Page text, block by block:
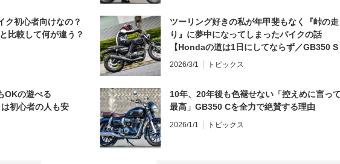
ク初心者向けなの？
比較して何が違う？
ツーリング好きの私が年甲斐もなく『峠の走
り』に夢中になってしまったバイクの話
【Hondaの道は1日にしてならず／GB350 S
インプレ・レビュー 前編】
2026/3/1 トピックス
OKの遊べる
初心者の人も安
10年、20年後も色褪せない「控えめに言っ
最高」GB350 Cを全力で絶賛する理由
2026/1/1 トピックス